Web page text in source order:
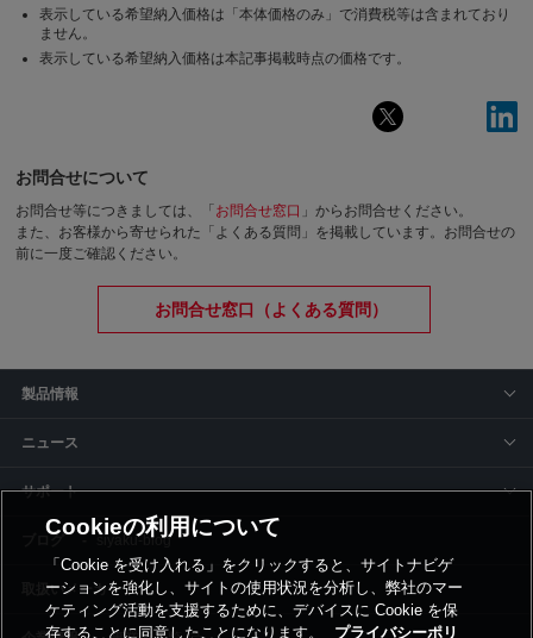
表示している希望納入価格は「本体価格のみ」で消費税等は含まれており
ません。
表示している希望納入価格は本記事掲載時点の価格です。
お問合せについて
お問合せ等につきましては、「 お問合せ窓口 」からお問合せください。
また、お客様から寄せられた「よくある質問」を掲載しています。お問合せの
前に一度ご確認ください。
お問合せ窓口（よくある質問）
製品情報
ニュース
サポート
siyaku-blog
取扱いメーカー
Cookieの利用について
「Cookie を受け入れる」をクリックすると、サイトナビゲ
ーションを強化し、サイトの使用状況を分析し、弊社のマー
ケティング活動を支援するために、デバイスに Cookie を保
存することに同意したことになります。
プライバシーポリ